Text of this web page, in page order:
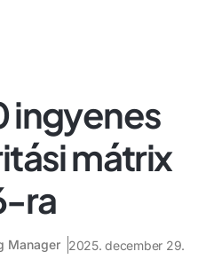
ingyenes
mátrix
ra
Manager 2025. december 29.